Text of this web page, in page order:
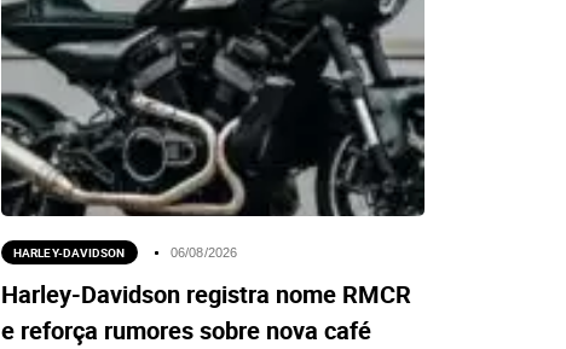
HARLEY-DAVIDSON 06/08/2026
Harley-Davidson registra nome RMCR
e reforça rumores sobre nova café